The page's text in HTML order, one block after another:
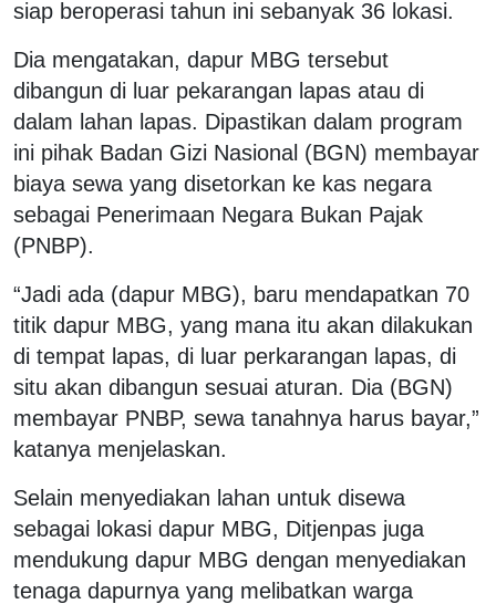
siap beroperasi tahun ini sebanyak 36 lokasi.
Dia mengatakan, dapur MBG tersebut
dibangun di luar pekarangan lapas atau di
dalam lahan lapas. Dipastikan dalam program
ini pihak Badan Gizi Nasional (BGN) membayar
biaya sewa yang disetorkan ke kas negara
sebagai Penerimaan Negara Bukan Pajak
(PNBP).
“Jadi ada (dapur MBG), baru mendapatkan 70
titik dapur MBG, yang mana itu akan dilakukan
di tempat lapas, di luar perkarangan lapas, di
situ akan dibangun sesuai aturan. Dia (BGN)
membayar PNBP, sewa tanahnya harus bayar,”
katanya menjelaskan.
Selain menyediakan lahan untuk disewa
sebagai lokasi dapur MBG, Ditjenpas juga
mendukung dapur MBG dengan menyediakan
tenaga dapurnya yang melibatkan warga